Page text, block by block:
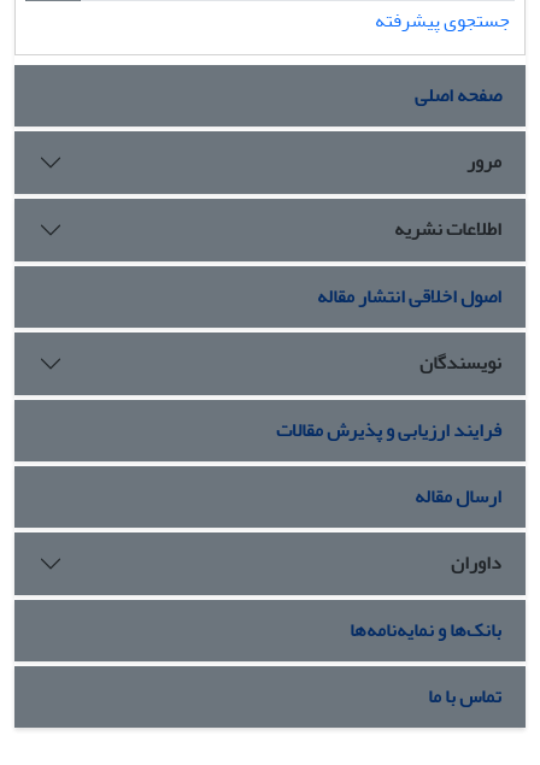
جستجوی پیشرفته
صفحه اصلی
مرور
اطلاعات نشریه
اصول اخلاقی انتشار مقاله
نویسندگان
فرایند ارزیابی و پذیرش مقالات
ارسال مقاله
داوران
بانک‌ها و نمایه‌نامه‌ها
تماس با ما